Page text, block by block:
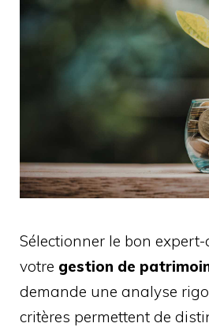
Sélectionner le bon
votre gestion de
demande une analyse
critères permettent de